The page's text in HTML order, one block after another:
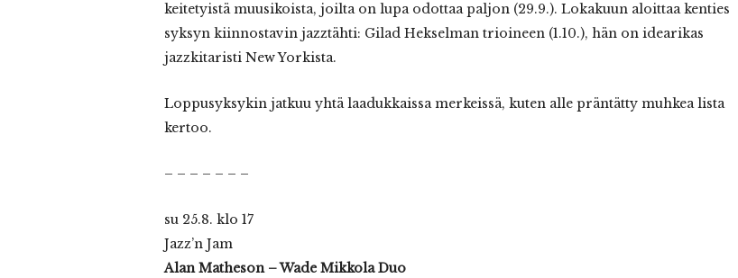
keitetyistä muusikoista, joilta on lupa odottaa paljon (29.9.). Lokakuun aloittaa kenties
syksyn kiinnostavin jazztähti: Gilad Hekselman trioineen (1.10.), hän on idearikas
jazzkitaristi New Yorkista.
Loppusyksykin jatkuu yhtä laadukkaissa merkeissä, kuten alle präntätty muhkea lista
kertoo.
– – – – – – –
su 25.8. klo 17
Jazz’n Jam
Alan Matheson – Wade Mikkola Duo